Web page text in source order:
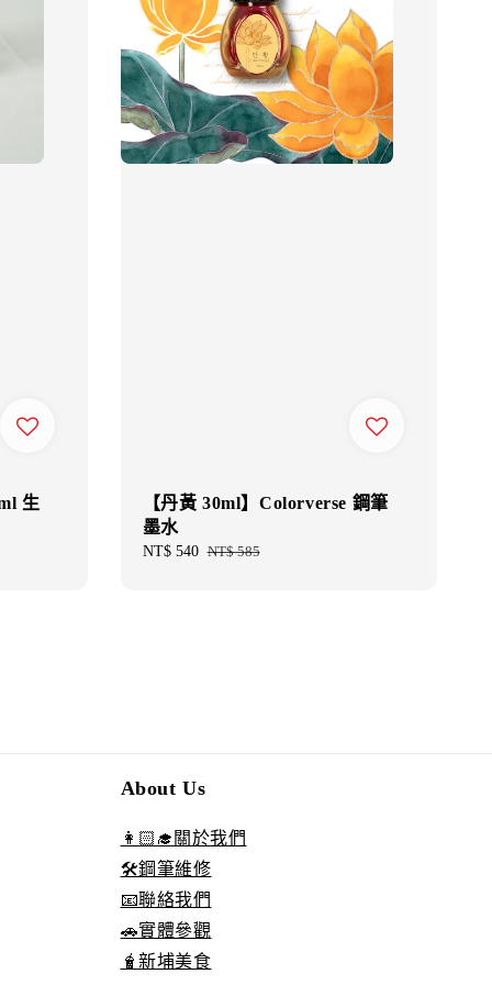
生
【丹黃 30ml】Colorverse 鋼筆
墨水
Sale
NT$ 540 Regular
NT$ 585
About Us
👩🏻‍🎓關於我們
🛠️鋼筆維修
📧聯絡我們
🚗實體參觀
🧋新埔美食